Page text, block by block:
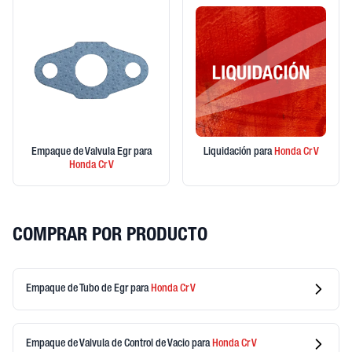
Empaque de Valvula Egr para
HondaCr V
Liquidación paraHondaCr V
COMPRAR POR PRODUCTO
Empaque de Tubo de Egrpara HondaCr V
Empaque de Valvula de Control de Vacio para HondaCr V